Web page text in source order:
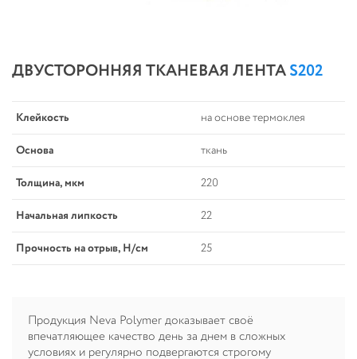
ДВУСТОРОННЯЯ ТКАНЕВАЯ ЛЕНТА S202
Клейкость на основе термоклея
Основа ткань
Толщина, мкм 220
Начальная липкость 22
Прочность на отрыв, Н/см 25
Продукция Neva Polymer доказывает своё
впечатляющее качество день за днем в сложных
условиях и регулярно подвергаются строгому